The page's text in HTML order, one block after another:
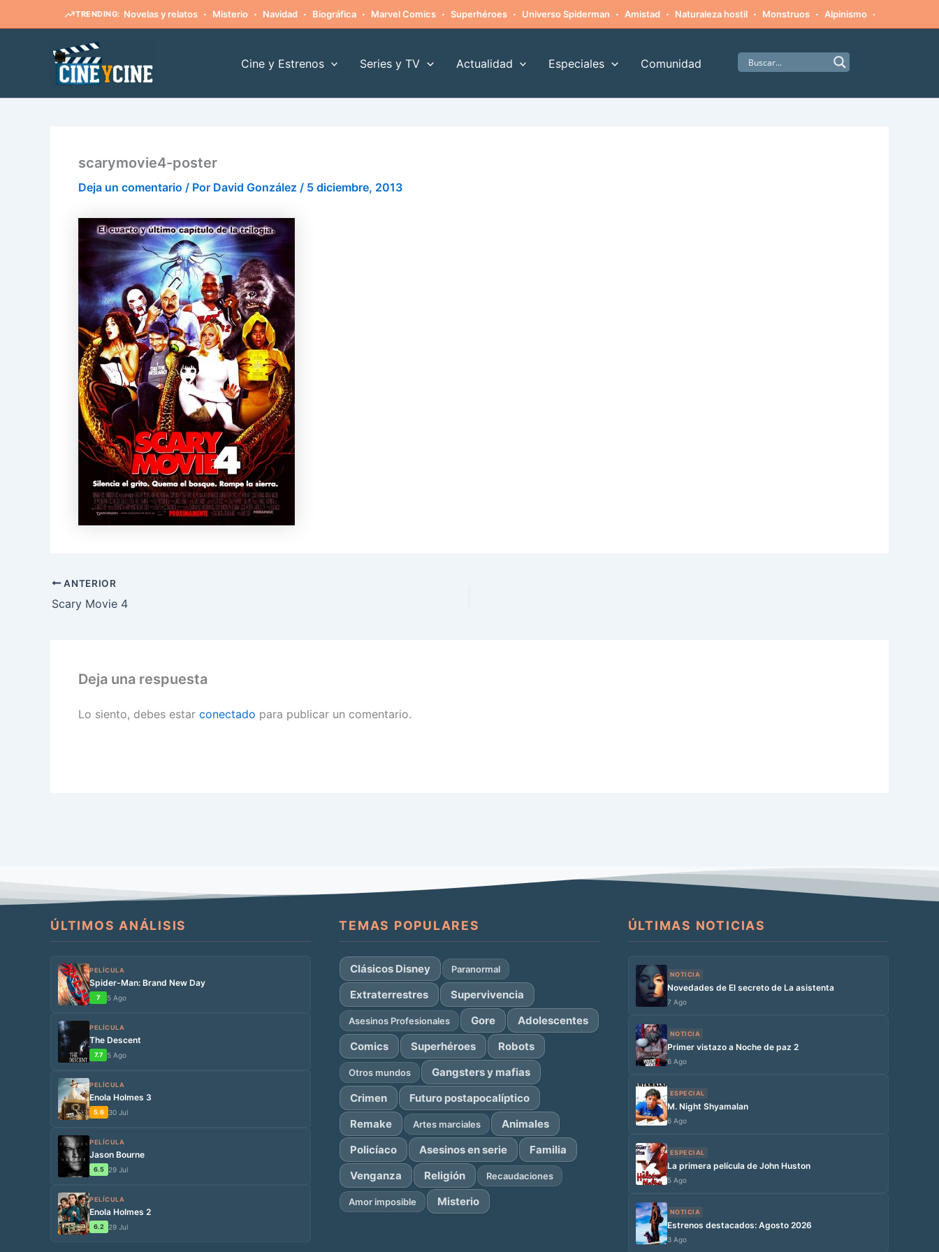
TRENDING: Novelas y relatos · Misterio · Navidad · Biográfica · Marvel Comics · Superhéroes · Universo Spiderman · Amistad · Naturaleza hostil · Monstruos · Alpinismo ·
Cine y Estrenos Series y TV Actualidad Especiales Comunidad
scarymovie4-poster
Deja un comentario / Por David González / 5 diciembre, 2013
ANTERIOR
Scary Movie 4
Deja una respuesta
Lo siento, debes estar conectado para publicar un comentario.
ÚLTIMOS ANÁLISIS
PELÍCULA
Spider-Man: Brand New Day
7 5 Ago
PELÍCULA
The Descent
7.7 5 Ago
PELÍCULA
Enola Holmes 3
5.6 30 Jul
PELÍCULA
Jason Bourne
6.5 29 Jul
PELÍCULA
Enola Holmes 2
6.2 29 Jul
TEMAS POPULARES
Clásicos Disney Paranormal
Extraterrestres Supervivencia
Asesinos Profesionales Gore
Adolescentes
Comics
Superhéroes Robots
Otros mundos
Gangsters y mafias
Crimen
Futuro postapocalíptico
Remake
Artes marciales
Animales
Policíaco
Asesinos en serie
Familia
Venganza
Religión Recaudaciones
Amor imposible Misterio
ÚLTIMAS NOTICIAS
NOTICIA
Novedades de El secreto de La asistenta
7 Ago
NOTICIA
Primer vistazo a Noche de paz 2
6 Ago
ESPECIAL
M. Night Shyamalan
6 Ago
ESPECIAL
La primera película de John Huston
5 Ago
NOTICIA
Estrenos destacados: Agosto 2026
3 Ago